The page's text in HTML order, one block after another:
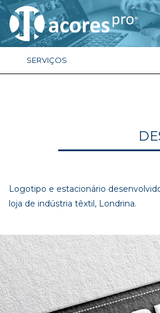
SERVIÇOS
Logotipo e estacionário
loja de indústria têxtil, Londrina.